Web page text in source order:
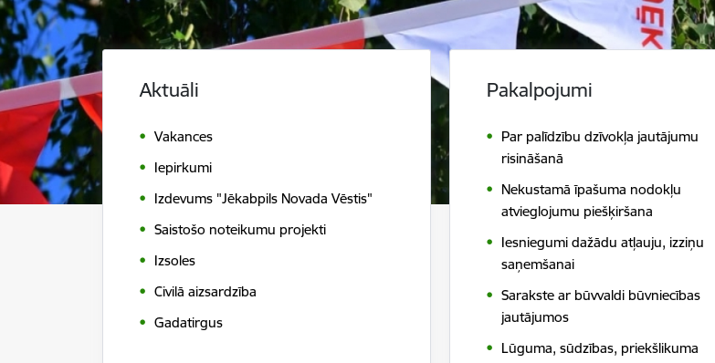
Aktuāli
Vakances
Iepirkumi
Izdevums "Jēkabpils Novada Vēstis"
Saistošo noteikumu projekti
Izsoles
Civilā aizsardzība
Gadatirgus
Pakalpojumi
Par palīdzību dzīvokļa jautājumu
risināšanā
Nekustamā īpašuma nodokļu
atvieglojumu piešķiršana
Iesniegumi dažādu atļauju, izziņu
saņemšanai
Sarakste ar būvvaldi būvniecības
jautājumos
Lūguma, sūdzības, priekšlikuma